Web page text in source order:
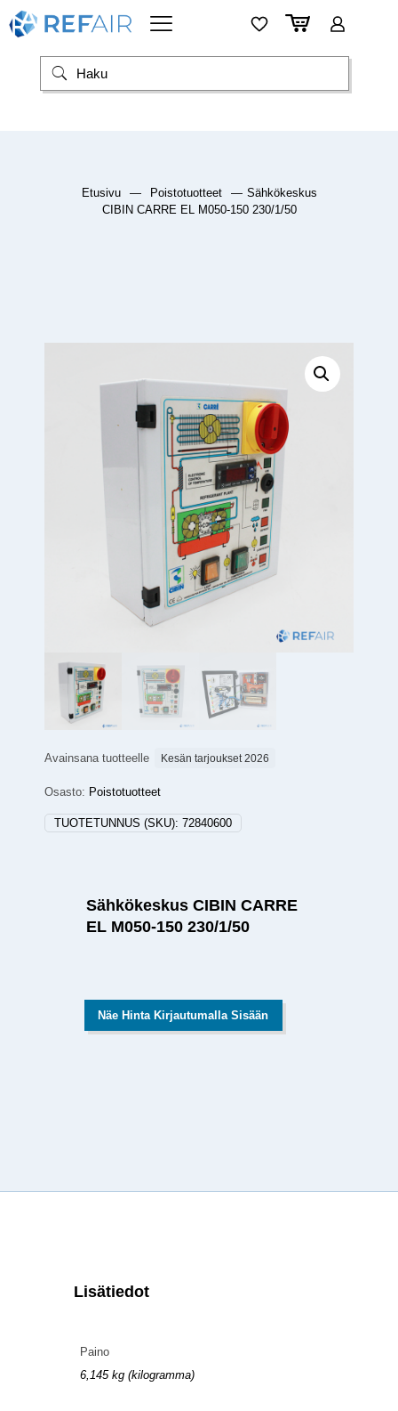
Etusivu — Poistotuotteet — Sähkökeskus
CIBIN CARRE EL M050-150 230/1/50
Avainsana tuotteelle Kesän tarjoukset 2026
Osasto: Poistotuotteet
TUOTETUNNUS (SKU): 72840600
Sähkökeskus CIBIN CARRE
EL M050-150 230/1/50
Näe Hinta Kirjautumalla Sisään
Lisätiedot
Paino
6,145 kg (kilogramma)